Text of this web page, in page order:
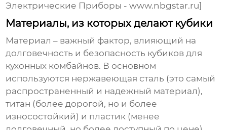
Электрические Приборы - www.nbgstar.ru]
Материалы, из которых делают кубики
Материал – важный фактор, влияющий на
долговечность и безопасность кубиков для
кухонных комбайнов. В основном
используются нержавеющая сталь (это самый
распространенный и надежный материал),
титан (более дорогой, но и более
износостойкий) и пластик (менее